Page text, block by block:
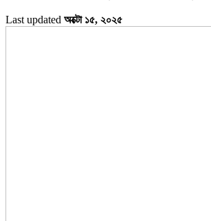
Last updated অক্টো ১৫, ২০২৫